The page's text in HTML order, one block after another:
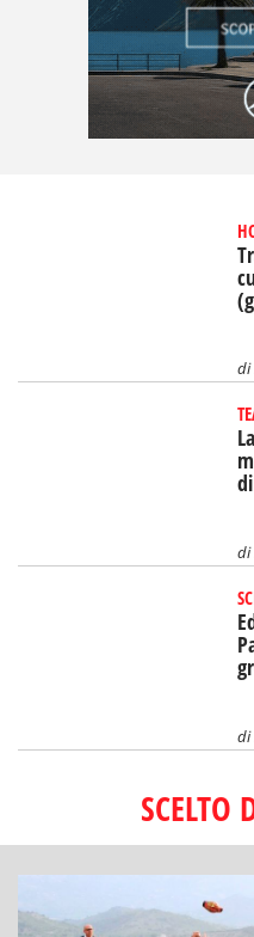
di
di
di
SCELTO